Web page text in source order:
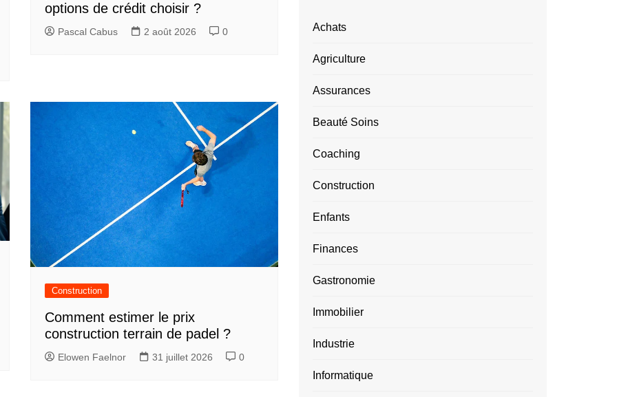
options de crédit choisir ?
Pascal Cabus 2 août 2026 0
Construction
Comment estimer le prix
construction terrain de padel ?
Elowen Faelnor 31 juillet 2026 0
Achats
Agriculture
Assurances
Beauté Soins
Coaching
Construction
Enfants
Finances
Gastronomie
Immobilier
Industrie
Informatique